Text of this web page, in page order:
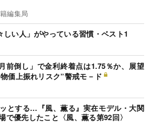
編集局
しい人」がやっている習慣・ベスト1
前倒し」で金利終着点は1.75％か、展望
価上振れリスク”警戒モ－ド
とする…『風、薫る』実在モデル・大関
で優先したこと〈風、薫る第92回〉